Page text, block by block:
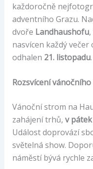
každoročně
adventního Grazu.
dvoře Landhaushofu,
nasvícen každý večer
odhalen 21. listopadu.
Rozsvícení
Vánoční strom na
zahájení trhů, v
Událost doprovází
světelná show.
náměstí bývá rychle